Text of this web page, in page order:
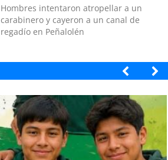
Hombres intentaron atropellar a un
carabinero y cayeron a un canal de
regadío en Peñalolén